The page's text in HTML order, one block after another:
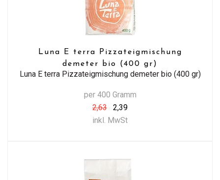
Luna E terra Pizzateigmischung
demeter bio (400 gr)
Luna E terra Pizzateigmischung demeter bio (400 gr)
per 400 Gramm
2,63
2,39
inkl. MwSt